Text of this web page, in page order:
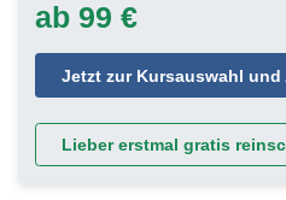
ab 99 €
Jetzt zur Kursauswahl und
Lieber erstmal gratis